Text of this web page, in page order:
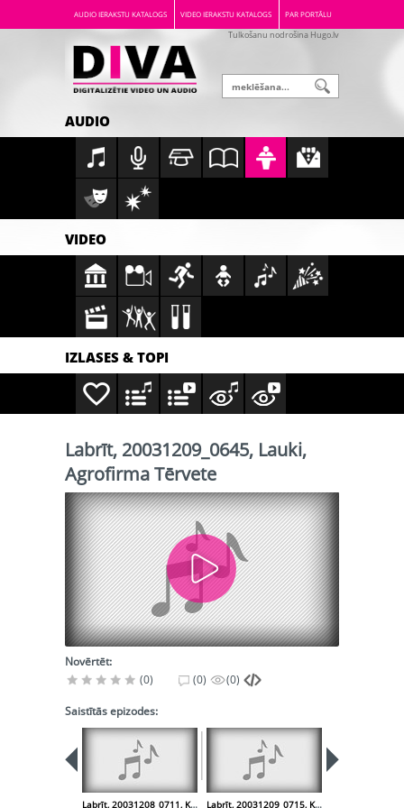
AUDIO IERAKSTU KATALOGS VIDEO IERAKSTU KATALOGS PAR PORTĀLU
Tulkošanu nodrošina Hugo.lv
AUDIO
VIDEO
IZLASES & TOPI
Labrīt, 20031209_0645, Lauki,
Agrofirma Tērvete
Novērtēt:
(0)
(0) (0)
Saistītās epizodes:
Labrīt, 20031208_0711, Krievija, vēlēšanas Labrīt, 20031209_0715, Kioto protokols, vides aizsardzība